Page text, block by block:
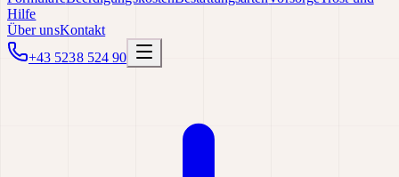
Hilfe
Über unsKontakt
+43 5238 524 90